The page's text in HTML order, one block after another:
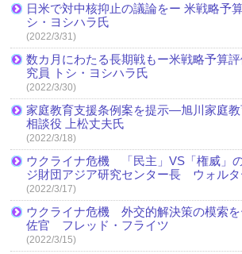
日米で対中核抑止の議論をー 米戦略予
シ・ヨシハラ氏
(2022/3/31)
数カ月にわたる長期戦もー米戦略予算
究員 トシ・ヨシハラ氏
(2022/3/30)
家庭教育支援条例案を提示―旭川家庭
相談役 上松丈夫氏
(2022/3/18)
ウクライナ危機 「民主」VS「権威」
ジ財団アジア研究センター長 ウォルタ
(2022/3/17)
ウクライナ危機 外交的解決策の模索
佐官 フレッド・フライツ
(2022/3/15)